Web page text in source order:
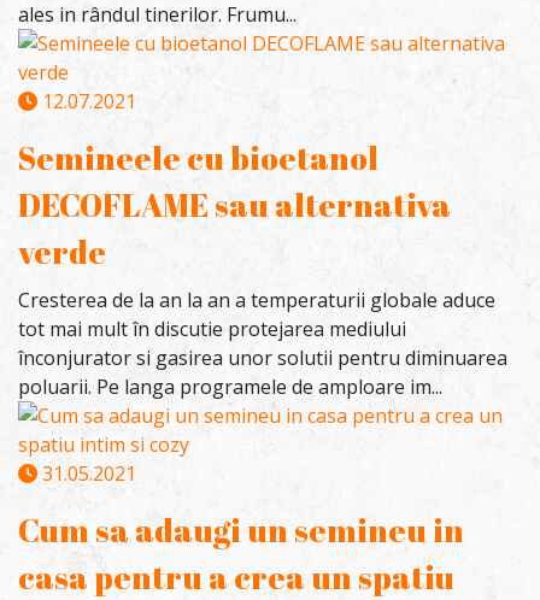
ales in rândul tinerilor. Frumu...
12.07.2021
Semineele cu bioetanol
DECOFLAME sau alternativa
verde
Cresterea de la an la an a temperaturii globale aduce
tot mai mult în discutie protejarea mediului
înconjurator si gasirea unor solutii pentru diminuarea
poluarii. Pe langa programele de amploare im...
31.05.2021
Cum sa adaugi un semineu in
casa pentru a crea un spatiu